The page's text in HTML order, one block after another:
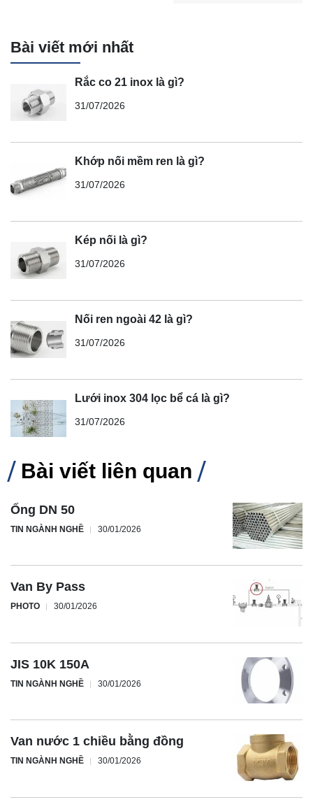
Bài viết mới nhất
Rắc co 21 inox là gì?
31/07/2026
Khớp nối mềm ren là gì?
31/07/2026
Kép nối là gì?
31/07/2026
Nối ren ngoài 42 là gì?
31/07/2026
Lưới inox 304 lọc bể cá là gì?
31/07/2026
Bài viết liên quan
Ống DN 50
TIN NGÀNH NGHỀ 30/01/2026
Van By Pass
PHOTO 30/01/2026
JIS 10K 150A
TIN NGÀNH NGHỀ 30/01/2026
Van nước 1 chiều bằng đồng
TIN NGÀNH NGHỀ 30/01/2026